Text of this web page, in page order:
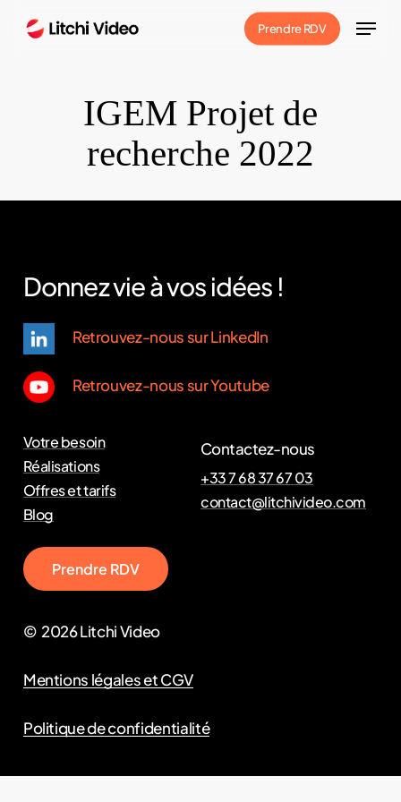
Prendre RDV Menu
IGEM Projet de
recherche 2022
Donnez vie à vos idées !
Retrouvez-nous sur LinkedIn
Retrouvez-nous sur Youtube
Votre besoin
Réalisations
Offres et tarifs
Blog
Contactez-nous
+33 7 68 37 67 03
contact@litchivideo.com
Prendre RDV
© 2026Litchi Video
Mentions légales et CGV
Politique de confidentialité